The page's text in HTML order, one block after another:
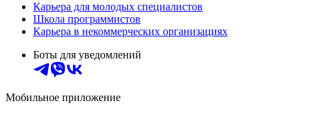
Карьера для молодых специалистов
Школа программистов
Карьера в некоммерческих организациях
Боты для уведомлений
Мобильное приложение